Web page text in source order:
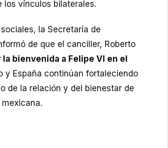
los vínculos bilaterales.
la Secretaría de
de que el canciller, Roberto
bienvenida a Felipe VI en el
y España continúan fortaleciendo
de la relación y del bienestar de